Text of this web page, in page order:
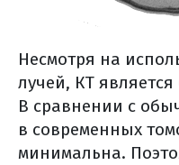
Несмотря на
лучей, КТ
В сравнении с
в современных
минимальна.